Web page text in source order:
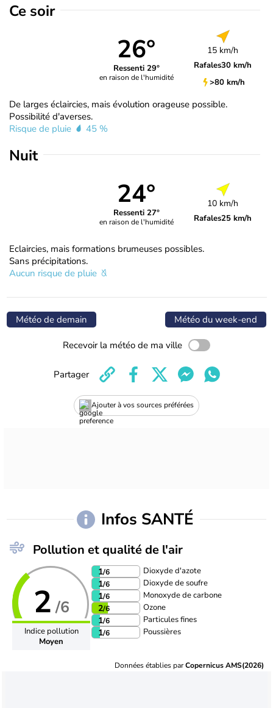
Ce soir
26°
Ressenti 29°
en raison de l'humidité
15 km/h
Rafales30 km/h
>80 km/h
De larges éclaircies, mais évolution orageuse possible.
Possibilité d'averses.
Risque de pluie
45 %
Nuit
24°
Ressenti 27°
en raison de l'humidité
10 km/h
Rafales25 km/h
Eclaircies, mais formations brumeuses possibles.
Sans précipitations.
Aucun risque de pluie
Météo de demain Météo du week-end
Recevoir la météo de ma ville
Ajouter à vos sources préférées
Partager
Infos SANTÉ
Pollution et qualité de l'air
2 /6
Indice pollution
Moyen
1/6 Dioxyde d'azote
1/6 Dioxyde de soufre
1/6 Monoxyde de carbone
2/6 Ozone
1/6 Particules fines
1/6 Poussières
Données établies parCopernicus AMS(2026)